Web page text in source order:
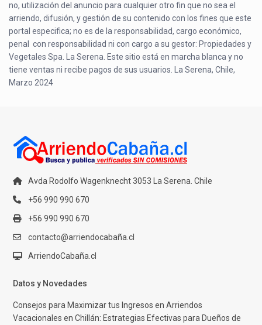
no, utilización del anuncio para cualquier otro fin que no sea el
arriendo, difusión, y gestión de su contenido con los fines que este
portal especifica; no es de la responsabilidad, cargo económico,
penal con responsabilidad ni con cargo a su gestor: Propiedades y
Vegetales Spa. La Serena. Este sitio está en marcha blanca y no
tiene ventas ni recibe pagos de sus usuarios. La Serena, Chile,
Marzo 2024
Avda Rodolfo Wagenknecht 3053 La Serena. Chile
+56 990 990 670
+56 990 990 670
contacto@arriendocabaña.cl
ArriendoCabaña.cl
Datos y Novedades
Consejos para Maximizar tus Ingresos en Arriendos
Vacacionales en Chillán: Estrategias Efectivas para Dueños de